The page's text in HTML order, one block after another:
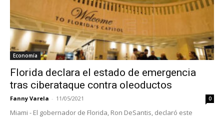
Economía
Florida declara el estado de emergencia
tras ciberataque contra oleoductos
Fanny Varela - 11/05/2021 0
Miami - El gobernador de Florida, Ron DeSantis, declaró este